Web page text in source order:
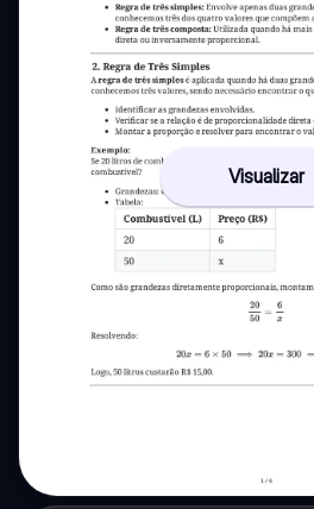
Visualizar